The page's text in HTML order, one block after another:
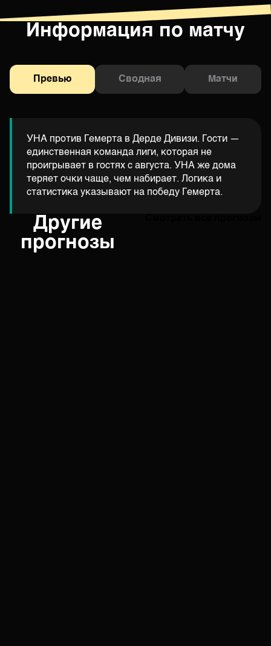
Информация по матчу
Превью Сводная Матчи
УНА против Гемерта в Дерде Дивизи. Гости —
единственная команда лиги, которая не
проигрывает в гостях с августа. УНА же дома
теряет очки чаще, чем набирает. Логика и
статистика указывают на победу Гемерта.
Другие
прогнозы